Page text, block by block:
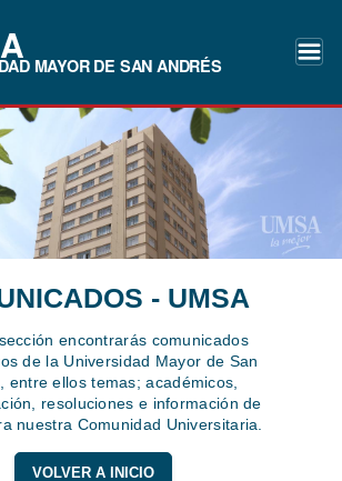
MAYOR DE SAN ANDRÉS
- UMSA
encontrarás comunicados
de la Universidad Mayor de San
entre ellos temas; académicos,
resoluciones e información de
nuestra Comunidad Universitaria.
VOLVER A INICIO